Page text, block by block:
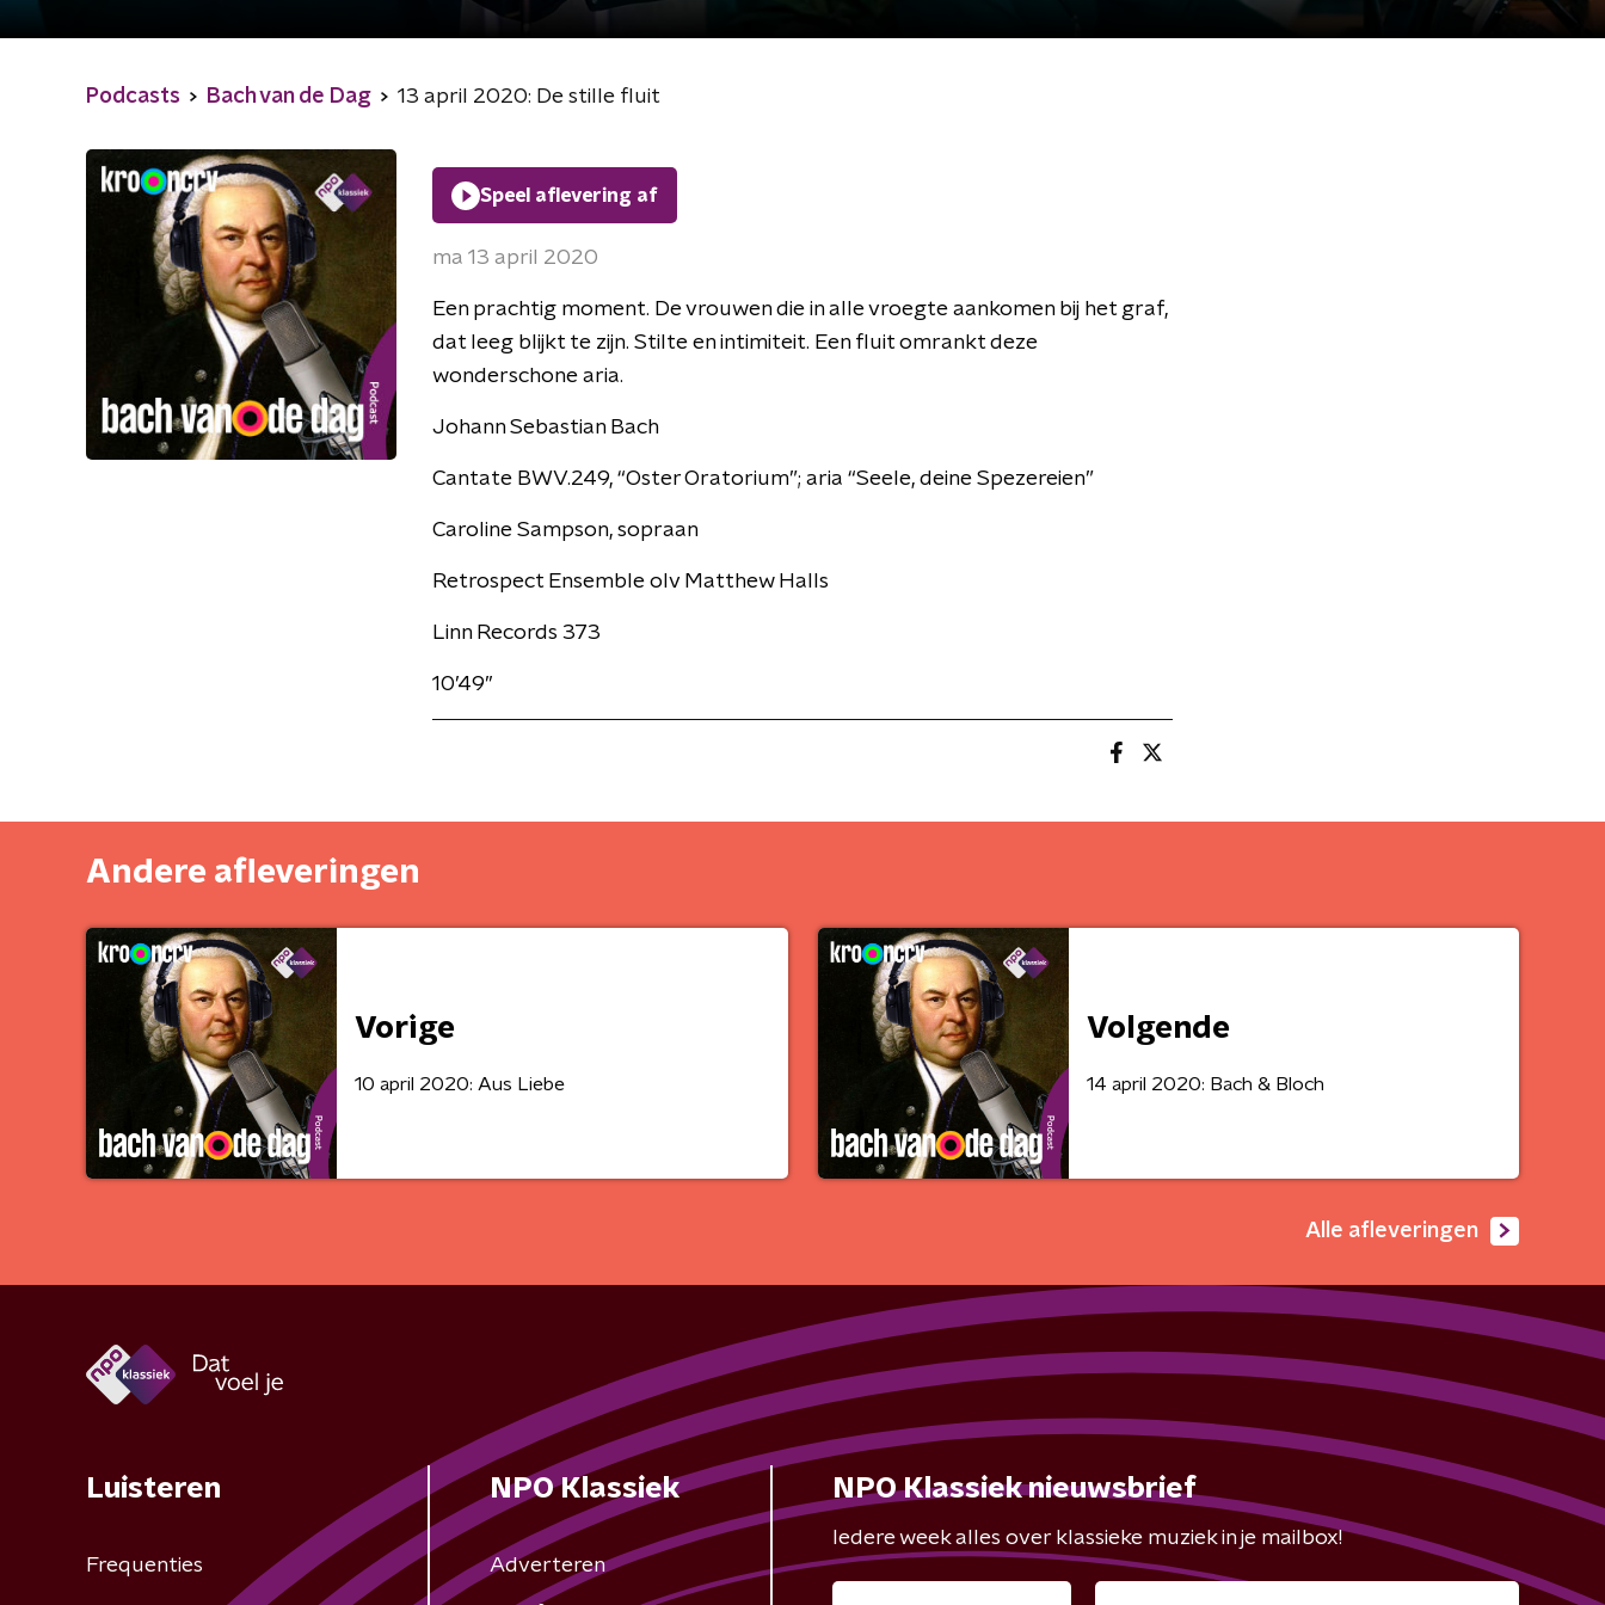
Podcasts Bach van de Dag 13 april 2020: De stille fluit
Speel aflevering af
ma 13 april 2020
Een prachtig moment. De vrouwen die in alle vroegte aankomen bij het graf,
dat leeg blijkt te zijn. Stilte en intimiteit. Een fluit omrankt deze
wonderschone aria.
Johann Sebastian Bach
Cantate BWV.249, “Oster Oratorium”; aria “Seele, deine Spezereien”
Caroline Sampson, sopraan
Retrospect Ensemble olv Matthew Halls
Linn Records 373
10’49’’
Andere afleveringen
Vorige
10 april 2020: Aus Liebe
Volgende
14 april 2020: Bach & Bloch
Alle afleveringen
Luisteren
Frequenties
NPO Klassiek
Adverteren
NPO Klassiek nieuwsbrief
Iedere week alles over klassieke muziek in je mailbox!